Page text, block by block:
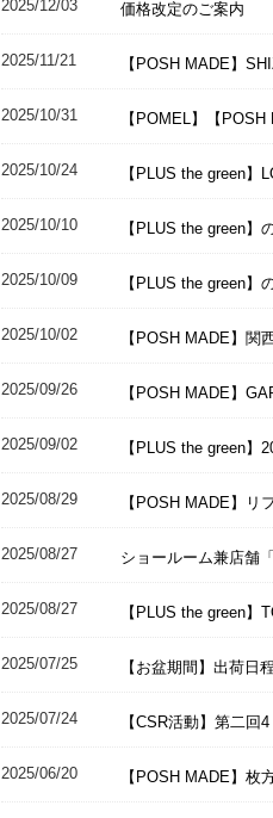
2025/12/03 価格改定のご案内
2025/11/21 【POSH MADE】
2025/10/31 【POMEL】【
2025/10/24 【PLUS the green
2025/10/10 【PLUS the green
2025/10/09 【PLUS the green
2025/10/02 【POSH MADE】関
2025/09/26 【POSH MADE】
2025/09/02 【PLUS the green】
2025/08/29 【POSH MADE】リ
2025/08/27 ショールーム兼店舗
2025/08/27 【PLUS the green
2025/07/25 【お盆期間】出荷日
2025/07/24 【CSR活動】第二
2025/06/20 【POSH MADE】枚